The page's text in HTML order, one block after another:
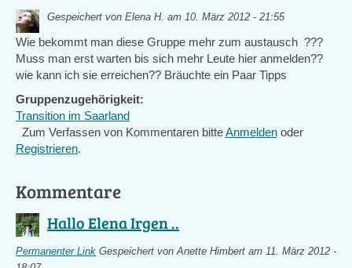
Gespeichert von Elena H. am 10. März 2012 - 21:55
Wie bekommt man diese Gruppe mehr zum austausch ???
Muss man erst warten bis sich mehr Leute hier anmelden??
wie kann ich sie erreichen?? Bräuchte ein Paar Tipps
Gruppenzugehörigkeit:
Transition im Saarland
Zum Verfassen von Kommentaren bitteAnmeldenoder
Registrieren.
Kommentare
Hallo Elena Irgen ..
Permanenter Link Gespeichert vonAnette Himbert am 11. März 2012 -